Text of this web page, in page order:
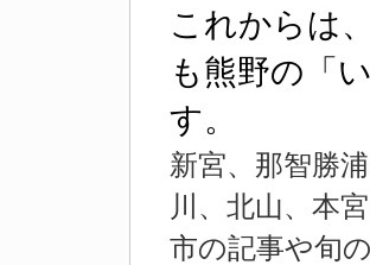
これからは
も熊野の「
す。
新宮、那智勝
川、北山、本
市の記事や旬